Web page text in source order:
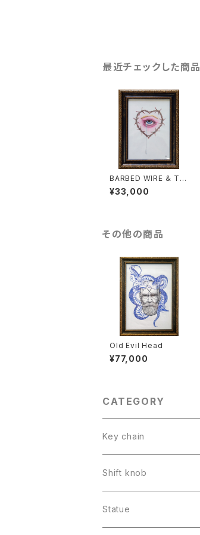
最近チェックした商品
BARBED WIRE ＆ TE
AMS
¥33,000
その他の商品
Old Evil Head
¥77,000
CATEGORY
Key chain
Shift knob
Statue